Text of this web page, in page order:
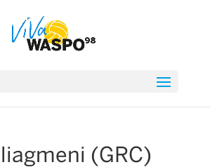
(GRC)